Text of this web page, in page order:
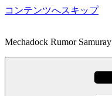
コンテンツへスキップ
Mechadock Rumor Samuray